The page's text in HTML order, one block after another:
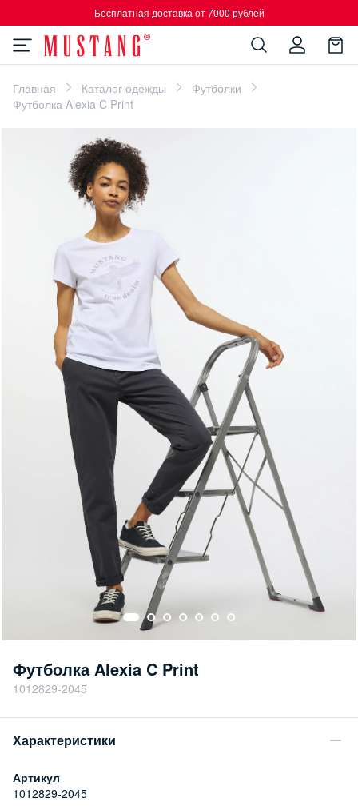
Бесплатная доставка от 7000 рублей
Главная Каталог одежды
Футболки
Футболка Alexia C Print
Футболка Alexia C Print
1012829-2045
Характеристики
Артикул
1012829-2045